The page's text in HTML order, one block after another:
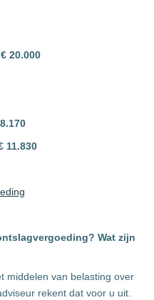
20.000
Wat zijn
middelen van belasting over
rekent dat voor u uit.